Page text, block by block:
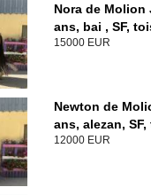
Nora de Molion
ans, bai , SF,
15000 EUR
Newton de
ans, alezan,
12000 EUR